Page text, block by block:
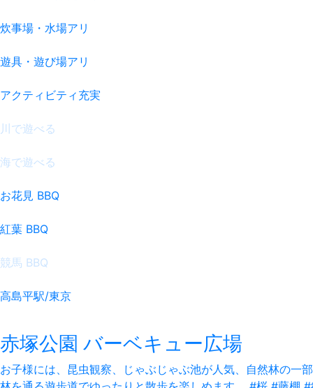
炊事場・水場アリ
遊具・遊び場アリ
アクティビティ充実
川で遊べる
海で遊べる
お花見 BBQ
紅葉 BBQ
競馬 BBQ
高島平駅/東京
赤塚公園 バーベキュー広場
お子様には、昆虫観察、じゃぶじゃぶ池が人気、自然林の一